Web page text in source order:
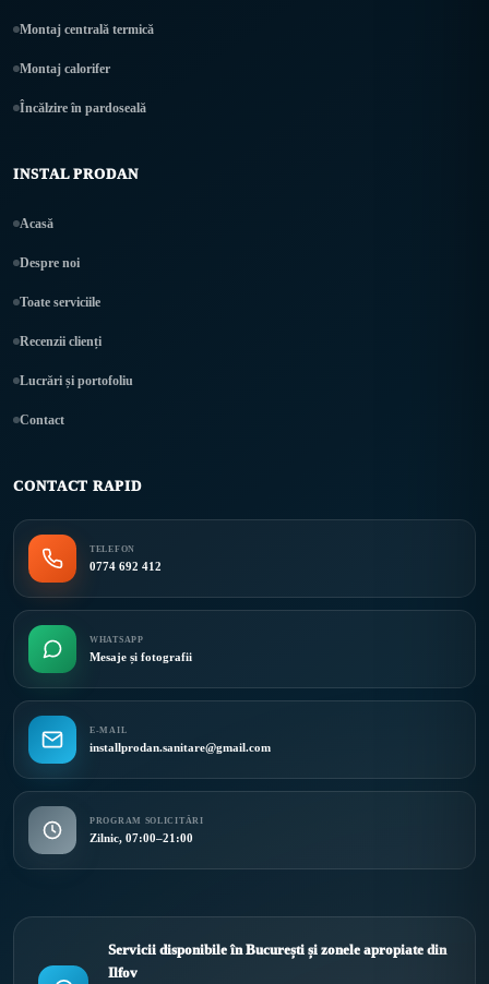
Montaj centrală termică
Montaj calorifer
Încălzire în pardoseală
INSTAL PRODAN
Acasă
Despre noi
Toate serviciile
Recenzii clienți
Lucrări și portofoliu
Contact
CONTACT RAPID
TELEFON
0774 692 412
WHATSAPP
Mesaje și fotografii
E-MAIL
installprodan.sanitare@gmail.com
PROGRAM SOLICITĂRI
Zilnic, 07:00–21:00
Servicii disponibile în București și zonele apropiate din
Ilfov